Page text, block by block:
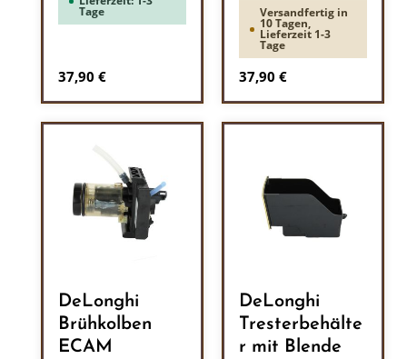
Tage
Regulärer Preis:
37,90 €
Versandfertig in
10 Tagen,
Lieferzeit 1-3
Tage
Regulärer Preis:
37,90 €
DeLonghi
Brühkolben
ECAM
DeLonghi
Tresterbehälte
r mit Blende